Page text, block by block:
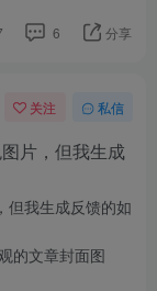
6 分享
关注 私信
片，但我生成
但我生成反馈的如
的文章封面图